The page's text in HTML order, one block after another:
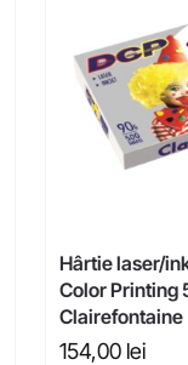
Hârtie laser/
Color Printing
Clairefontaine
154,00 lei